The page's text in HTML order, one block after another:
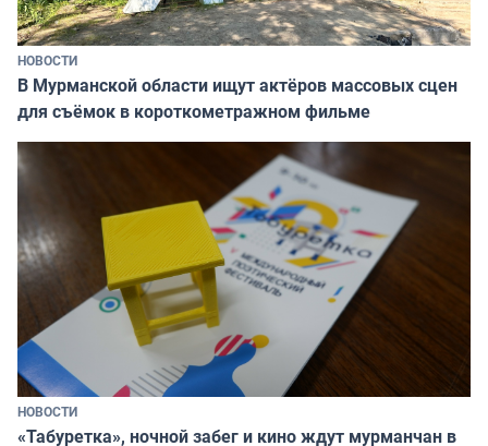
НОВОСТИ
В Мурманской области ищут актёров массовых сцен
для съёмок в короткометражном фильме
НОВОСТИ
«Табуретка», ночной забег и кино ждут мурманчан в